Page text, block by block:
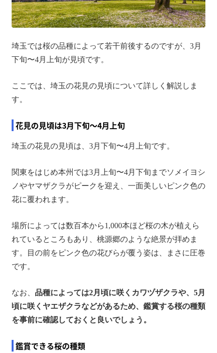
埼玉では桜の品種によって若干前後するのですが、3月
下旬〜4月上旬が見頃です。
ここでは、埼玉の花見の見頃について詳しく解説しま
す。
花見の見頃は3月下旬〜4月上旬
埼玉の花見の見頃は、3月下旬〜4月上旬です。
関東をはじめ本州では3月上旬〜4月下旬までソメイヨシ
ノやヤマザクラがピークを迎え、一面美しいピンク色の
花に覆われます。
場所によっては数百本から1,000本ほど桜の木が植えら
れているところもあり、桃源郷のような絶景が拝めま
す。目の前をピンク色の花びらが覆う姿は、まさに圧巻
です。
なお、 品種によっては2月頃に咲くカワヅザクラや、5月
頃に咲くヤエザクラなどがあるため、鑑賞する桜の種類
を事前に確認しておくと良いでしょう。
鑑賞できる桜の種類